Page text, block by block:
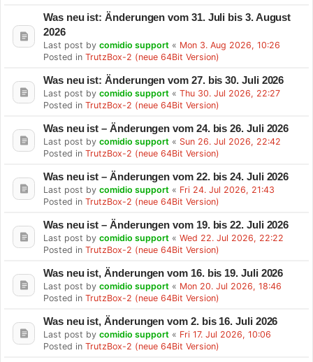
Was neu ist: Änderungen vom 31. Juli bis 3. August
2026
Last post by comidio support « Mon 3. Aug 2026, 10:26
Posted in TrutzBox-2 (neue 64Bit Version)
Was neu ist: Änderungen vom 27. bis 30. Juli 2026
Last post by comidio support « Thu 30. Jul 2026, 22:27
Posted in TrutzBox-2 (neue 64Bit Version)
Was neu ist – Änderungen vom 24. bis 26. Juli 2026
Last post by comidio support « Sun 26. Jul 2026, 22:42
Posted in TrutzBox-2 (neue 64Bit Version)
Was neu ist – Änderungen vom 22. bis 24. Juli 2026
Last post by comidio support « Fri 24. Jul 2026, 21:43
Posted in TrutzBox-2 (neue 64Bit Version)
Was neu ist – Änderungen vom 19. bis 22. Juli 2026
Last post by comidio support « Wed 22. Jul 2026, 22:22
Posted in TrutzBox-2 (neue 64Bit Version)
Was neu ist, Änderungen vom 16. bis 19. Juli 2026
Last post by comidio support « Mon 20. Jul 2026, 18:46
Posted in TrutzBox-2 (neue 64Bit Version)
Was neu ist, Änderungen vom 2. bis 16. Juli 2026
Last post by comidio support « Fri 17. Jul 2026, 10:06
Posted in TrutzBox-2 (neue 64Bit Version)